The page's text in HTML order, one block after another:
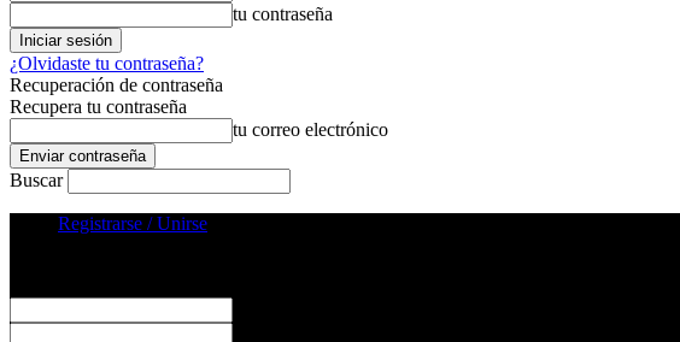
tu contraseña
¿Olvidaste tu contraseña?
Recuperación de contraseña
Recupera tu contraseña
tu correo electrónico
Buscar
Registrarse / Unirse